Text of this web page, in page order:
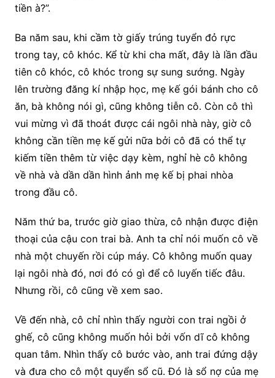
tiền à?”.
Ba năm sau, khi cầm tờ giấy trúng tuyển đỏ rực
trong tay, cô khóc. Kể từ khi cha mất, đây là lần đầu
tiên cô khóc, cô khóc trong sự sung sướng. Ngày
lên trường đăng kí nhập học, mẹ kế gói bánh cho cô
ăn, bà không nói gì, cũng không tiễn cô. Còn cô thì
vui mừng vì đã thoát được cái ngôi nhà này, giờ cô
không cần tiền mẹ kế gửi nữa bởi cô đã có thể tự
kiếm tiền thêm từ việc dạy kèm, nghỉ hè cô không
về nhà và dần dần hình ảnh mẹ kế bị phai nhòa
trong đầu cô.
Năm thứ ba, trước giờ giao thừa, cô nhận được điện
thoại của cậu con trai bà. Anh ta chỉ nói muốn cô về
nhà một chuyến rồi cúp máy. Cô không muốn quay
lại ngôi nhà đó, nơi đó có gì để cô luyến tiếc đâu.
Nhưng rồi, cô cũng về xem sao.
Về đến nhà, cô chỉ nhìn thấy người con trai ngồi ở
ghế, cô cũng không muốn hỏi bởi vốn dĩ cô không
quan tâm. Nhìn thấy cô bước vào, anh trai đứng dậy
và đưa cho cô một quyển sổ cũ. Đó là sổ nợ của mẹ